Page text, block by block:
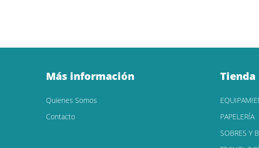
Más información
Quienes Somos
Contacto
Tienda
PAPELERÍA
SOBRES Y